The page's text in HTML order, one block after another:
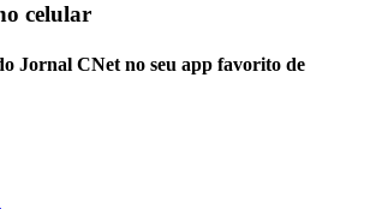
celular
Jornal CNet no seu app favorito de